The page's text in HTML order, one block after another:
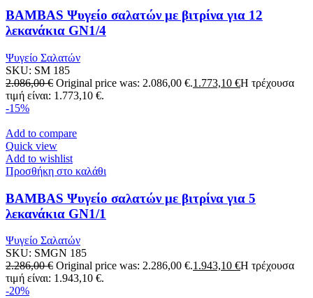
BAMBAS Ψυγείο σαλατών με βιτρίνα για 12
λεκανάκια GN1/4
Ψυγείο Σαλατών
SKU: SM 185
2.086,00€ Original price was: 2.086,00 €.1.773,10 €Η τρέχουσα
τιμή είναι: 1.773,10 €.
-15%
Add to compare
Quick view
Add to wishlist
Προσθήκη στο καλάθι
BAMBAS Ψυγείο σαλατών με βιτρίνα για 5
λεκανάκια GN1/1
Ψυγείο Σαλατών
SKU: SMGN 185
2.286,00€ Original price was: 2.286,00 €.1.943,10 €Η τρέχουσα
τιμή είναι: 1.943,10 €.
-20%